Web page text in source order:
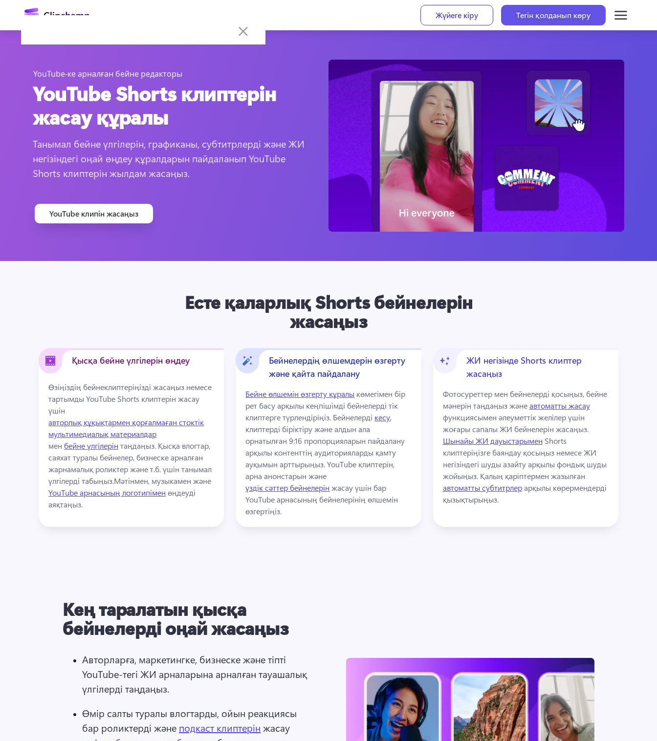
Жүйеге кіру
Тегін қолданып көру
Жүйеге кіру
Тегін қолданып көру
YouTube-ке арналған бейне редакторы
YouTube Shorts клиптерін
жасау құралы
Танымал бейне үлгілерін, графиканы, субтитрлерді және ЖИ
негізіндегі оңай өңдеу құралдарын пайдаланып YouTube
Shorts клиптерін жылдам жасаңыз.
YouTube клипін жасаңыз
Есте қаларлық Shorts бейнелерін
жасаңыз
Қысқа бейне үлгілерін өңдеу
Өзіңіздің бейнеклиптеріңізді жасаңыз немесе
тартымды YouTube Shorts клиптерін жасау
үшін
авторлық құқықтармен қорғалмаған стоктік
мультимедиалық материалдар
мен бейне үлгілерін таңдаңыз. Қысқа влогтар,
саяхат туралы бейнелер, бизнеске арналған
жарнамалық роликтер және т.б. үшін танымал
үлгілерді табыңыз.Мәтінмен, музыкамен және
YouTube арнасының логотипімен өңдеуді
аяқтаңыз.
Бейнелердің өлшемдерін өзгерту
және қайта пайдалану
Бейне өлшемін өзгерту құралы көмегімен бір
рет басу арқылы кеңпішімді бейнелерді тік
клиптерге түрлендіріңіз. Бейнелерді кесу,
клиптерді біріктіру және алдын ала
орнатылған 9:16 пропорцияларын пайдалану
арқылы контенттің аудиторияларды қамту
ауқымын арттырыңыз. YouTube клиптерін,
арна анонстарын және
үздік сәттер бейнелерін жасау үшін бар
YouTube арнасының бейнелерінің өлшемін
өзгертіңіз.
ЖИ негізінде Shorts клиптер
жасаңыз
Фотосуреттер мен бейнелерді қосыңыз, бейне
мәнерін таңдаңыз және автоматты жасау
функциясымен әлеуметтік желілер үшін
жоғары сапалы ЖИ бейнелерін жасаңыз.
Шынайы ЖИ дауыстарымен Shorts
клиптеріңізге баяндау қосыңыз немесе ЖИ
негізіндегі шуды азайту арқылы фондық шуды
жойыңыз. Қалың қаріптермен жазылған
автоматты субтитрлер арқылы көрермендерді
қызықтырыңыз.
Кең таралатын қысқа
бейнелерді оңай жасаңыз
Авторларға, маркетингке, бизнеске және тіпті
YouTube-тегі ЖИ арналарына арналған тауашалық
үлгілерді таңдаңыз.
Өмір салты туралы влогтарды, ойын реакциясы
бар роликтерді және подкаст клиптерін жасау